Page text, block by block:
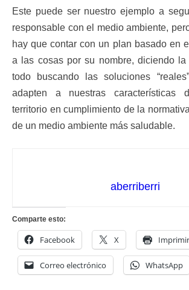
Este puede ser nuestro ejemplo a
responsable con el medio ambiente,
hay que contar con un plan basado en
a las cosas por su nombre, diciendo la
todo buscando las soluciones
adapten a nuestras características
territorio en cumplimiento de la
de un medio ambiente más saludable.
aberriberri
Comparte esto:
Facebook X Imprimir
Correo electrónico WhatsApp